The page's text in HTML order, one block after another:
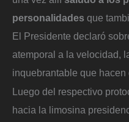
personalidades que
El Presidente declaró
atemporal a la velocidad,
inquebrantable que hacen
Luego del respectivo
hacia la limosina